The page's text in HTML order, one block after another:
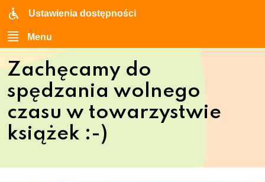
Ustawienia dostępności
Menu
Zachęcamy do
spędzania wolnego
czasu w towarzystwie
książek :-)